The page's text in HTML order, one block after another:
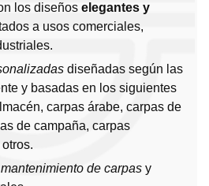
los diseños elegantes y
a usos comerciales,
diseñadas según las
y basadas en los siguientes
carpas árabe, carpas de
de campaña, carpas
mantenimiento de carpas y